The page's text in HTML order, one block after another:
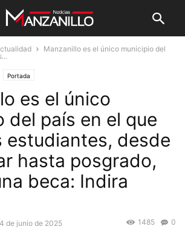
Manzanillo es el único municipio del
Portada
es el único
del país en el que
estudiantes, desde
hasta posgrado,
beca: Indira
de junio de 2025 0
1485